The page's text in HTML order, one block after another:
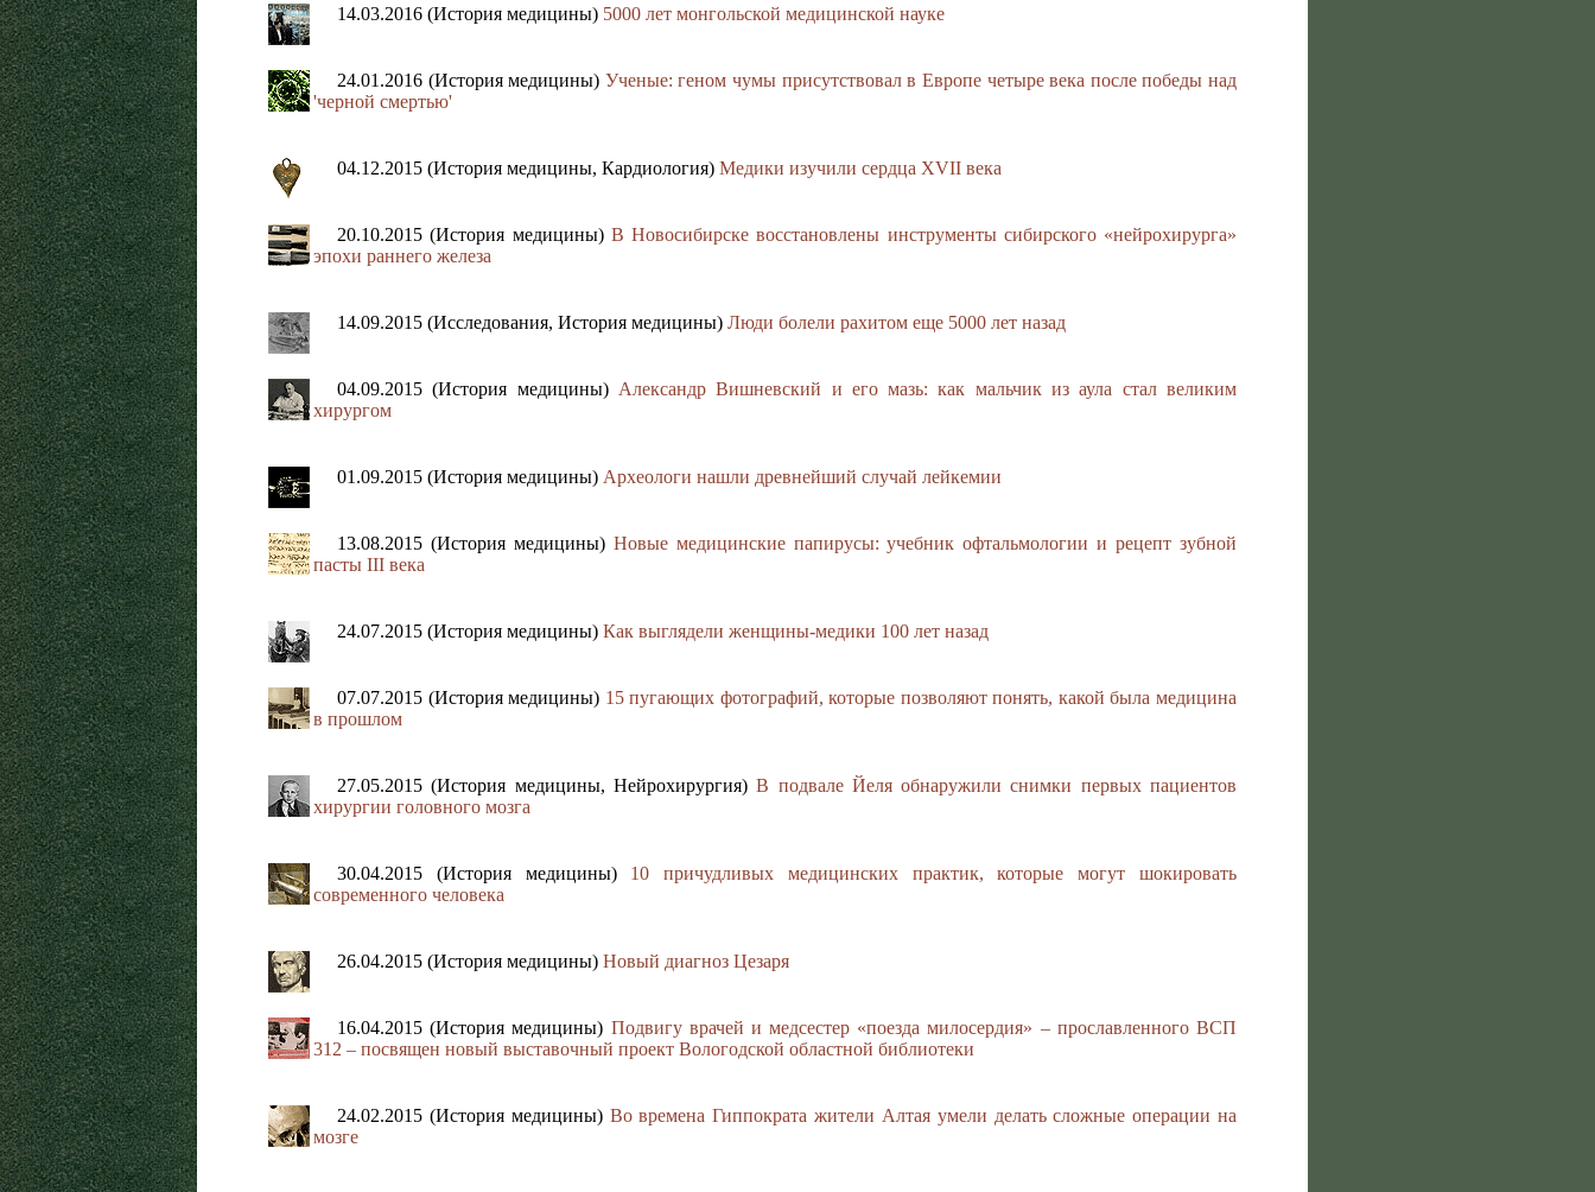
14.03.2016 (История медицины) 5000 лет монгольской медицинской науке
24.01.2016 (История медицины) Ученые: геном чумы присутствовал в Европе четыре века после победы над
'черной смертью'
04.12.2015 (История медицины, Кардиология) Медики изучили сердца XVII века
20.10.2015 (История медицины) В Новосибирске восстановлены инструменты сибирского «нейрохирурга»
эпохи раннего железа
14.09.2015 (Исследования, История медицины) Люди болели рахитом еще 5000 лет назад
04.09.2015 (История медицины) Александр Вишневский и его мазь: как мальчик из аула стал великим
хирургом
01.09.2015 (История медицины) Археологи нашли древнейший случай лейкемии
13.08.2015 (История медицины) Новые медицинские папирусы: учебник офтальмологии и рецепт зубной
пасты III века
24.07.2015 (История медицины) Как выглядели женщины-медики 100 лет назад
07.07.2015 (История медицины) 15 пугающих фотографий, которые позволяют понять, какой была медицина
в прошлом
27.05.2015 (История медицины, Нейрохирургия)В подвале Йеля обнаружили снимки первых пациентов
хирургии головного мозга
30.04.2015 (История медицины) 10 причудливых медицинских практик, которые могут шокировать
современного человека
26.04.2015 (История медицины) Новый диагноз Цезаря
16.04.2015 (История медицины) Подвигу врачей и медсестер «поезда милосердия» – прославленного ВСП
312 – посвящен новый выставочный проект Вологодской областной библиотеки
24.02.2015 (История медицины) Во времена Гиппократа жители Алтая умели делать сложные операции на
мозге